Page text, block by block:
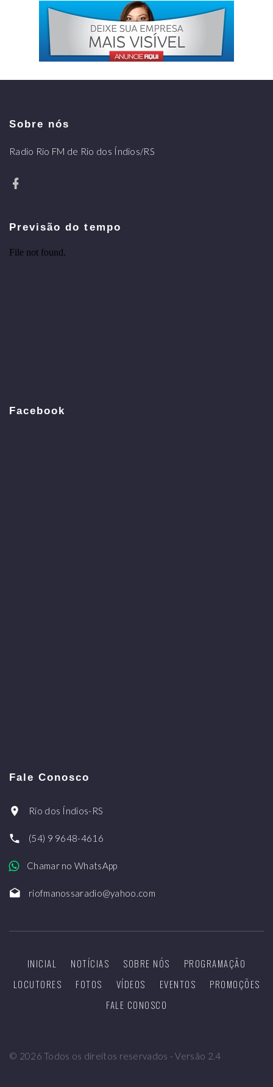
Sobre nós
Radio Rio FM de Rio dos Índios/RS
Previsão do tempo
Facebook
Fale Conosco
Rio dos Índios-RS
(54) 9 9648-4616
Chamar no WhatsApp
riofmanossaradio@yahoo.com
INICIAL NOTÍCIAS SOBRE NÓS
PROGRAMAÇÃO
LOCUTORES
FOTOS VÍDEOS EVENTOS
PROMOÇÕES
FALE CONOSCO
© 2026 Todos os direitos reservados - Versão 2.4